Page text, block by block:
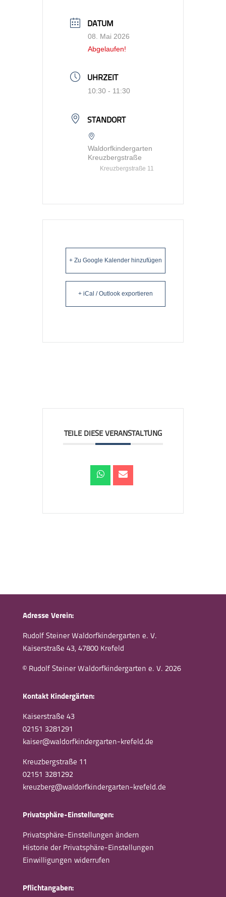
DATUM
08. Mai 2026
Abgelaufen!
UHRZEIT
10:30 - 11:30
STANDORT
Waldorfkindergarten
Kreuzbergstraße
Kreuzbergstraße 11
+ Zu Google Kalender hinzufügen
+ iCal / Outlook exportieren
TEILE DIESE VERANSTALTUNG
Adresse Verein:
Rudolf Steiner Waldorfkindergarten e. V.
Kaiserstraße 43, 47800 Krefeld
© Rudolf Steiner Waldorfkindergarten e. V. 2026
Kontakt Kindergärten:
Kaiserstraße 43
02151 3281291
kaiser@waldorfkindergarten-krefeld.de
Kreuzbergstraße 11
02151 3281292
kreuzberg@waldorfkindergarten-krefeld.de
Privatsphäre-Einstellungen:
Privatsphäre-Einstellungen ändern
Historie der Privatsphäre-Einstellungen
Einwilligungen widerrufen
Pflichtangaben: